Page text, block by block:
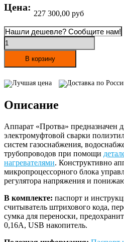
Цена:
227 300,00 руб
Нашли дешевле? Сообщите нам!
Количество
товара
Аппарат
для
сварки
труб
В корзину
Лучшая цена Доставка по
Описание
Аппарат «Протва» предназначен
электромуфтовой сварки
систем газоснабжения,
трубопроводов при помощи
нагревателями. Конструктивно
микропроцессорного блока
регулятора напряжения и
В комплекте: паспорт и
считыватель штрихового кода,
сумка для переноски,
0,16А, USB накопитель.